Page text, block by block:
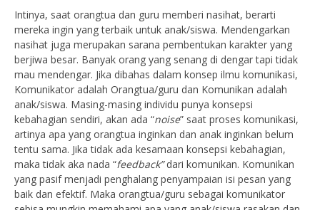
Intinya, saat orangtua dan guru memberi nasihat, berarti
mereka ingin yang terbaik untuk anak/siswa. Mendengarkan
nasihat juga merupakan sarana pembentukan karakter yang
berjiwa besar. Banyak orang yang senang di dengar tapi tidak
mau mendengar. Jika dibahas dalam konsep ilmu komunikasi,
Komunikator adalah Orangtua/guru dan Komunikan adalah
anak/siswa. Masing-masing individu punya konsepsi
kebahagian sendiri, akan ada “noise” saat proses komunikasi,
artinya apa yang orangtua inginkan dan anak inginkan belum
tentu sama. Jika tidak ada kesamaan konsepsi kebahagian,
maka tidak aka nada “feedback”dari komunikan. Komunikan
yang pasif menjadi penghalang penyampaian isi pesan yang
baik dan efektif. Maka orangtua/guru sebagai komunikator